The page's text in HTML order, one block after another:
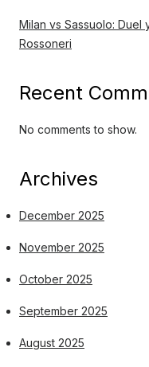
Milan vs Sassuolo: Duel
Rossoneri
Recent
No comments to show.
Archives
December 2025
November 2025
October 2025
September 2025
August 2025